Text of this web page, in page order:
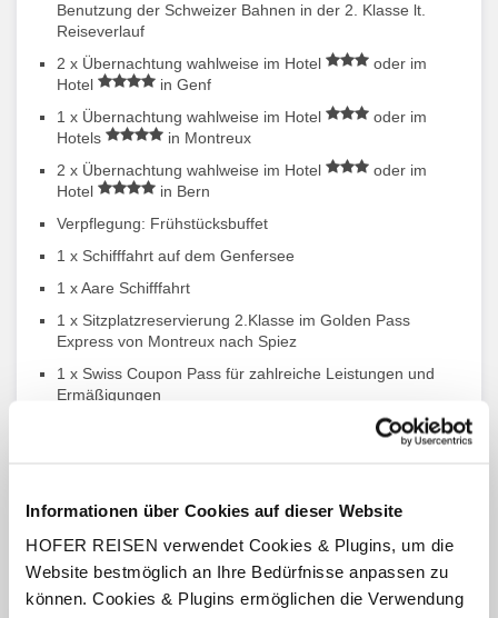
Informationen über Cookies auf dieser Website
HOFER REISEN verwendet Cookies & Plugins, um die
Website bestmöglich an Ihre Bedürfnisse anpassen zu
können. Cookies & Plugins ermöglichen die Verwendung
Benutzung der Schweizer Bahnen in der 2. Klasse lt.
Reiseverlauf
2 x Übernachtung wahlweise im Hotel
oder im
Hotel
in Genf
1 x Übernachtung wahlweise im Hotel
oder im
Hotels
in Montreux
2 x Übernachtung wahlweise im Hotel
oder im
Hotel
in Bern
Verpflegung: Frühstücksbuffet
1 x Schifffahrt auf dem Genfersee
1 x Aare Schifffahrt
1 x Sitzplatzreservierung 2.Klasse im Golden Pass
Express von Montreux nach Spiez
1 x Swiss Coupon Pass für zahlreiche Leistungen und
Ermäßigungen
Swiss Travel Pass für uneingeschränkte Nutzung von
öffentlichen Verkehrsmitteln (Bahn, Bus und Schiff)
bis zu 50 % Ermäßigung auf weitere Bergausflüge